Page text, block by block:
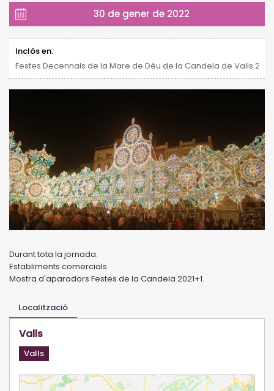
30 de gener de 2022
Inclòs en:
Festes Decennals de la Mare de Déu de la Candela de Valls 2021
Durant tota la jornada.
Establiments comercials.
Mostra d'aparadors Festes de la Candela 2021+1.
Localització
Valls
Valls